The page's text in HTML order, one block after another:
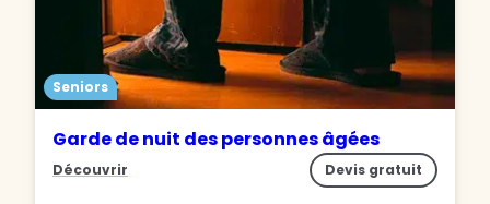
Seniors
Garde de nuit des personnes âgées
Découvrir Devis gratuit